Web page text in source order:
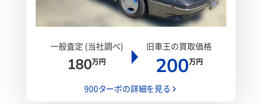
一般査定 (当社調べ)
180万円
旧車王の買取価格
200万円
900ターボの詳細を見る